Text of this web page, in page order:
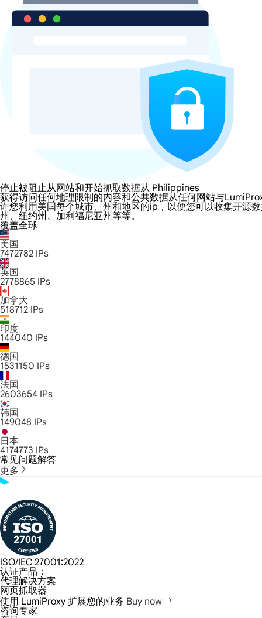
停止被阻止从网站和开始抓取数据从 Philippines
获得访问任何地理限制的内容和公共数据从任何网站与
许您利用美国每个城市、州和地区的ip，以便您可以收集开源
州、纽约州、加利福尼亚州等等。
覆盖全球
美国
7472782 IPs
英国
2778865 IPs
加拿大
518712 IPs
印度
144040 IPs
德国
1531150 IPs
法国
2603654 IPs
韩国
149048 IPs
日本
4174773 IPs
常见问题解答
更多
ISO/IEC 27001:2022
认证产品：
代理解决方案
网页抓取器
使用 LumiProxy 扩展您的业务 Buy now
咨询专家